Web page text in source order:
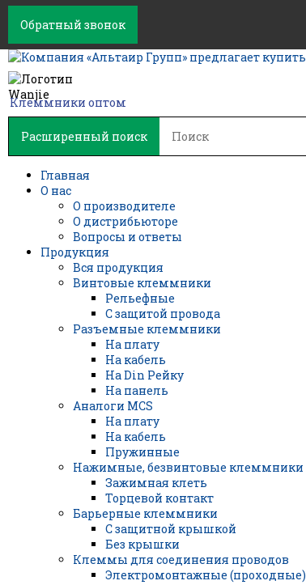
Обратный звонок
Клеммники оптом
Расширенный поиск
Главная
О нас
О производителе
О дистрибьюторе
Вопросы и ответы
Продукция
Вся продукция
Винтовые клеммники
Рельефные
С защитой провода
Разъемные клеммники
На плату
На кабель
На Din Рейку
На панель
Аналоги MCS
На плату
На кабель
Пружинные
Нажимные, безвинтовые клеммники
Зажимная клеть
Торцевой контакт
Барьерные клеммники
С защитной крышкой
Без крышки
Клеммы для соединения проводов
Электромонтажные (проходные)